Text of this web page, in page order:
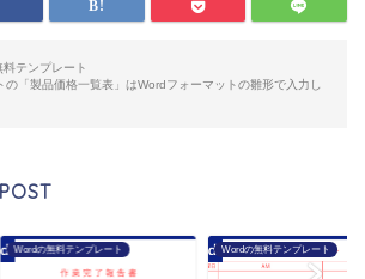
テンプレート
の「製品価格一覧表」はWordフォーマットの雛形で入力し
Wordの無料テンプレート Wordの無料テンプレート